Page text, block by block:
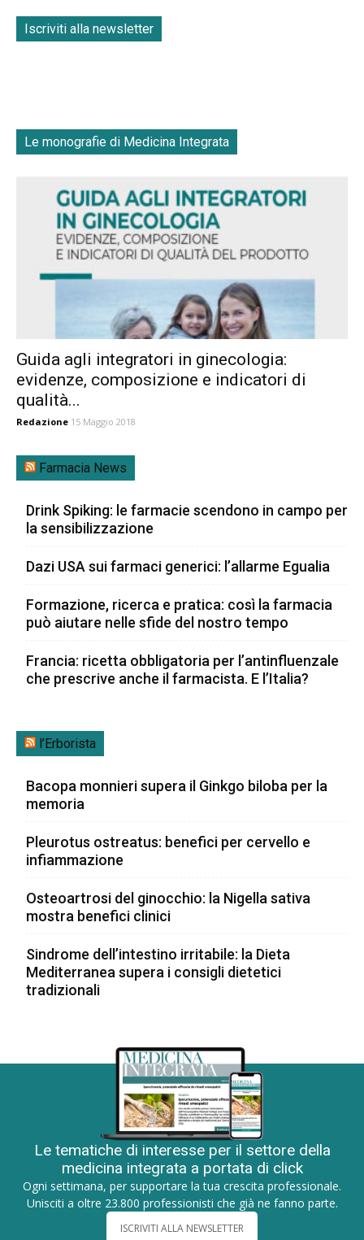
Iscriviti alla newsletter
Le monografie di Medicina Integrata
Guida agli integratori in ginecologia:
evidenze, composizione e indicatori di
qualità...
Redazione 15 Maggio 2018
Farmacia News
Drink Spiking: le farmacie scendono in campo per
la sensibilizzazione
Dazi USA sui farmaci generici: l’allarme Egualia
Formazione, ricerca e pratica: così la farmacia
può aiutare nelle sfide del nostro tempo
Francia: ricetta obbligatoria per l’antinfluenzale
che prescrive anche il farmacista. E l’Italia?
l’Erborista
Bacopa monnieri supera il Ginkgo biloba per la
memoria
Pleurotus ostreatus: benefici per cervello e
infiammazione
Osteoartrosi del ginocchio: la Nigella sativa
mostra benefici clinici
Sindrome dell’intestino irritabile: la Dieta
Mediterranea supera i consigli dietetici
tradizionali
Le tematiche di interesse per il settore della
medicina integrata a portata di click
Ogni settimana, per supportare la tua crescita professionale.
Unisciti a oltre 23.800 professionisti che già ne fanno parte.
ISCRIVITI ALLA NEWSLETTER